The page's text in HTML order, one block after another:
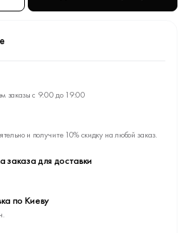
заказы с 9:00 до 19:00
и получите 10% скидку на любой заказ.
заказа для доставки
по Киеву